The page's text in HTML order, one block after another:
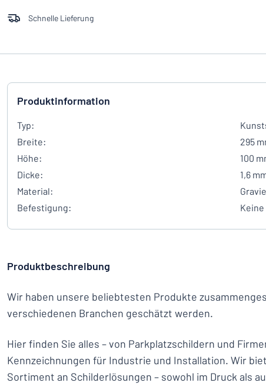
Schnelle Lieferung
Produktinformation
Typ:
Breite:
295
Höhe:
100
Dicke:
1,6
Material:
Befestigung:
Keine
Produktbeschreibung
Wir haben unsere beliebtesten Produkte
verschiedenen Branchen geschätzt werden.
Hier finden Sie alles – von Parkplatzschildern und
Kennzeichnungen für Industrie und Installation. Wir
Sortiment an Schilderlösungen – sowohl im Druck als